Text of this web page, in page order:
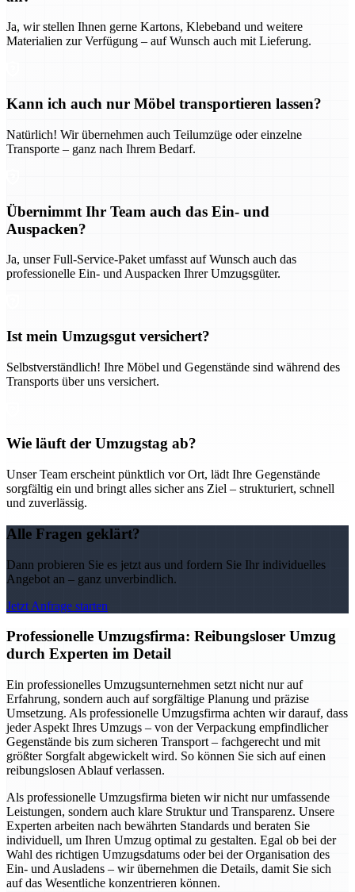
Ja, wir stellen Ihnen gerne Kartons, Klebeband und weitere
Materialien zur Verfügung – auf Wunsch auch mit Lieferung.
Kann ich auch nur Möbel transportieren lassen?
Natürlich! Wir übernehmen auch Teilumzüge oder einzelne
Transporte – ganz nach Ihrem Bedarf.
Übernimmt Ihr Team auch das Ein- und
Auspacken?
Ja, unser Full-Service-Paket umfasst auf Wunsch auch das
professionelle Ein- und Auspacken Ihrer Umzugsgüter.
Ist mein Umzugsgut versichert?
Selbstverständlich! Ihre Möbel und Gegenstände sind während des
Transports über uns versichert.
Wie läuft der Umzugstag ab?
Unser Team erscheint pünktlich vor Ort, lädt Ihre Gegenstände
sorgfältig ein und bringt alles sicher ans Ziel – strukturiert, schnell
und zuverlässig.
Alle Fragen geklärt?
Dann probieren Sie es jetzt aus und fordern Sie Ihr individuelles
Angebot an – ganz unverbindlich.
Jetzt Anfrage starten
Professionelle Umzugsfirma: Reibungsloser Umzug
durch Experten im Detail
Ein professionelles Umzugsunternehmen setzt nicht nur auf
Erfahrung, sondern auch auf sorgfältige Planung und präzise
Umsetzung. Als professionelle Umzugsfirma achten wir darauf, dass
jeder Aspekt Ihres Umzugs – von der Verpackung empfindlicher
Gegenstände bis zum sicheren Transport – fachgerecht und mit
größter Sorgfalt abgewickelt wird. So können Sie sich auf einen
reibungslosen Ablauf verlassen.
Als professionelle Umzugsfirma bieten wir nicht nur umfassende
Leistungen, sondern auch klare Struktur und Transparenz. Unsere
Experten arbeiten nach bewährten Standards und beraten Sie
individuell, um Ihren Umzug optimal zu gestalten. Egal ob bei der
Wahl des richtigen Umzugsdatums oder bei der Organisation des
Ein- und Ausladens – wir übernehmen die Details, damit Sie sich
auf das Wesentliche konzentrieren können.